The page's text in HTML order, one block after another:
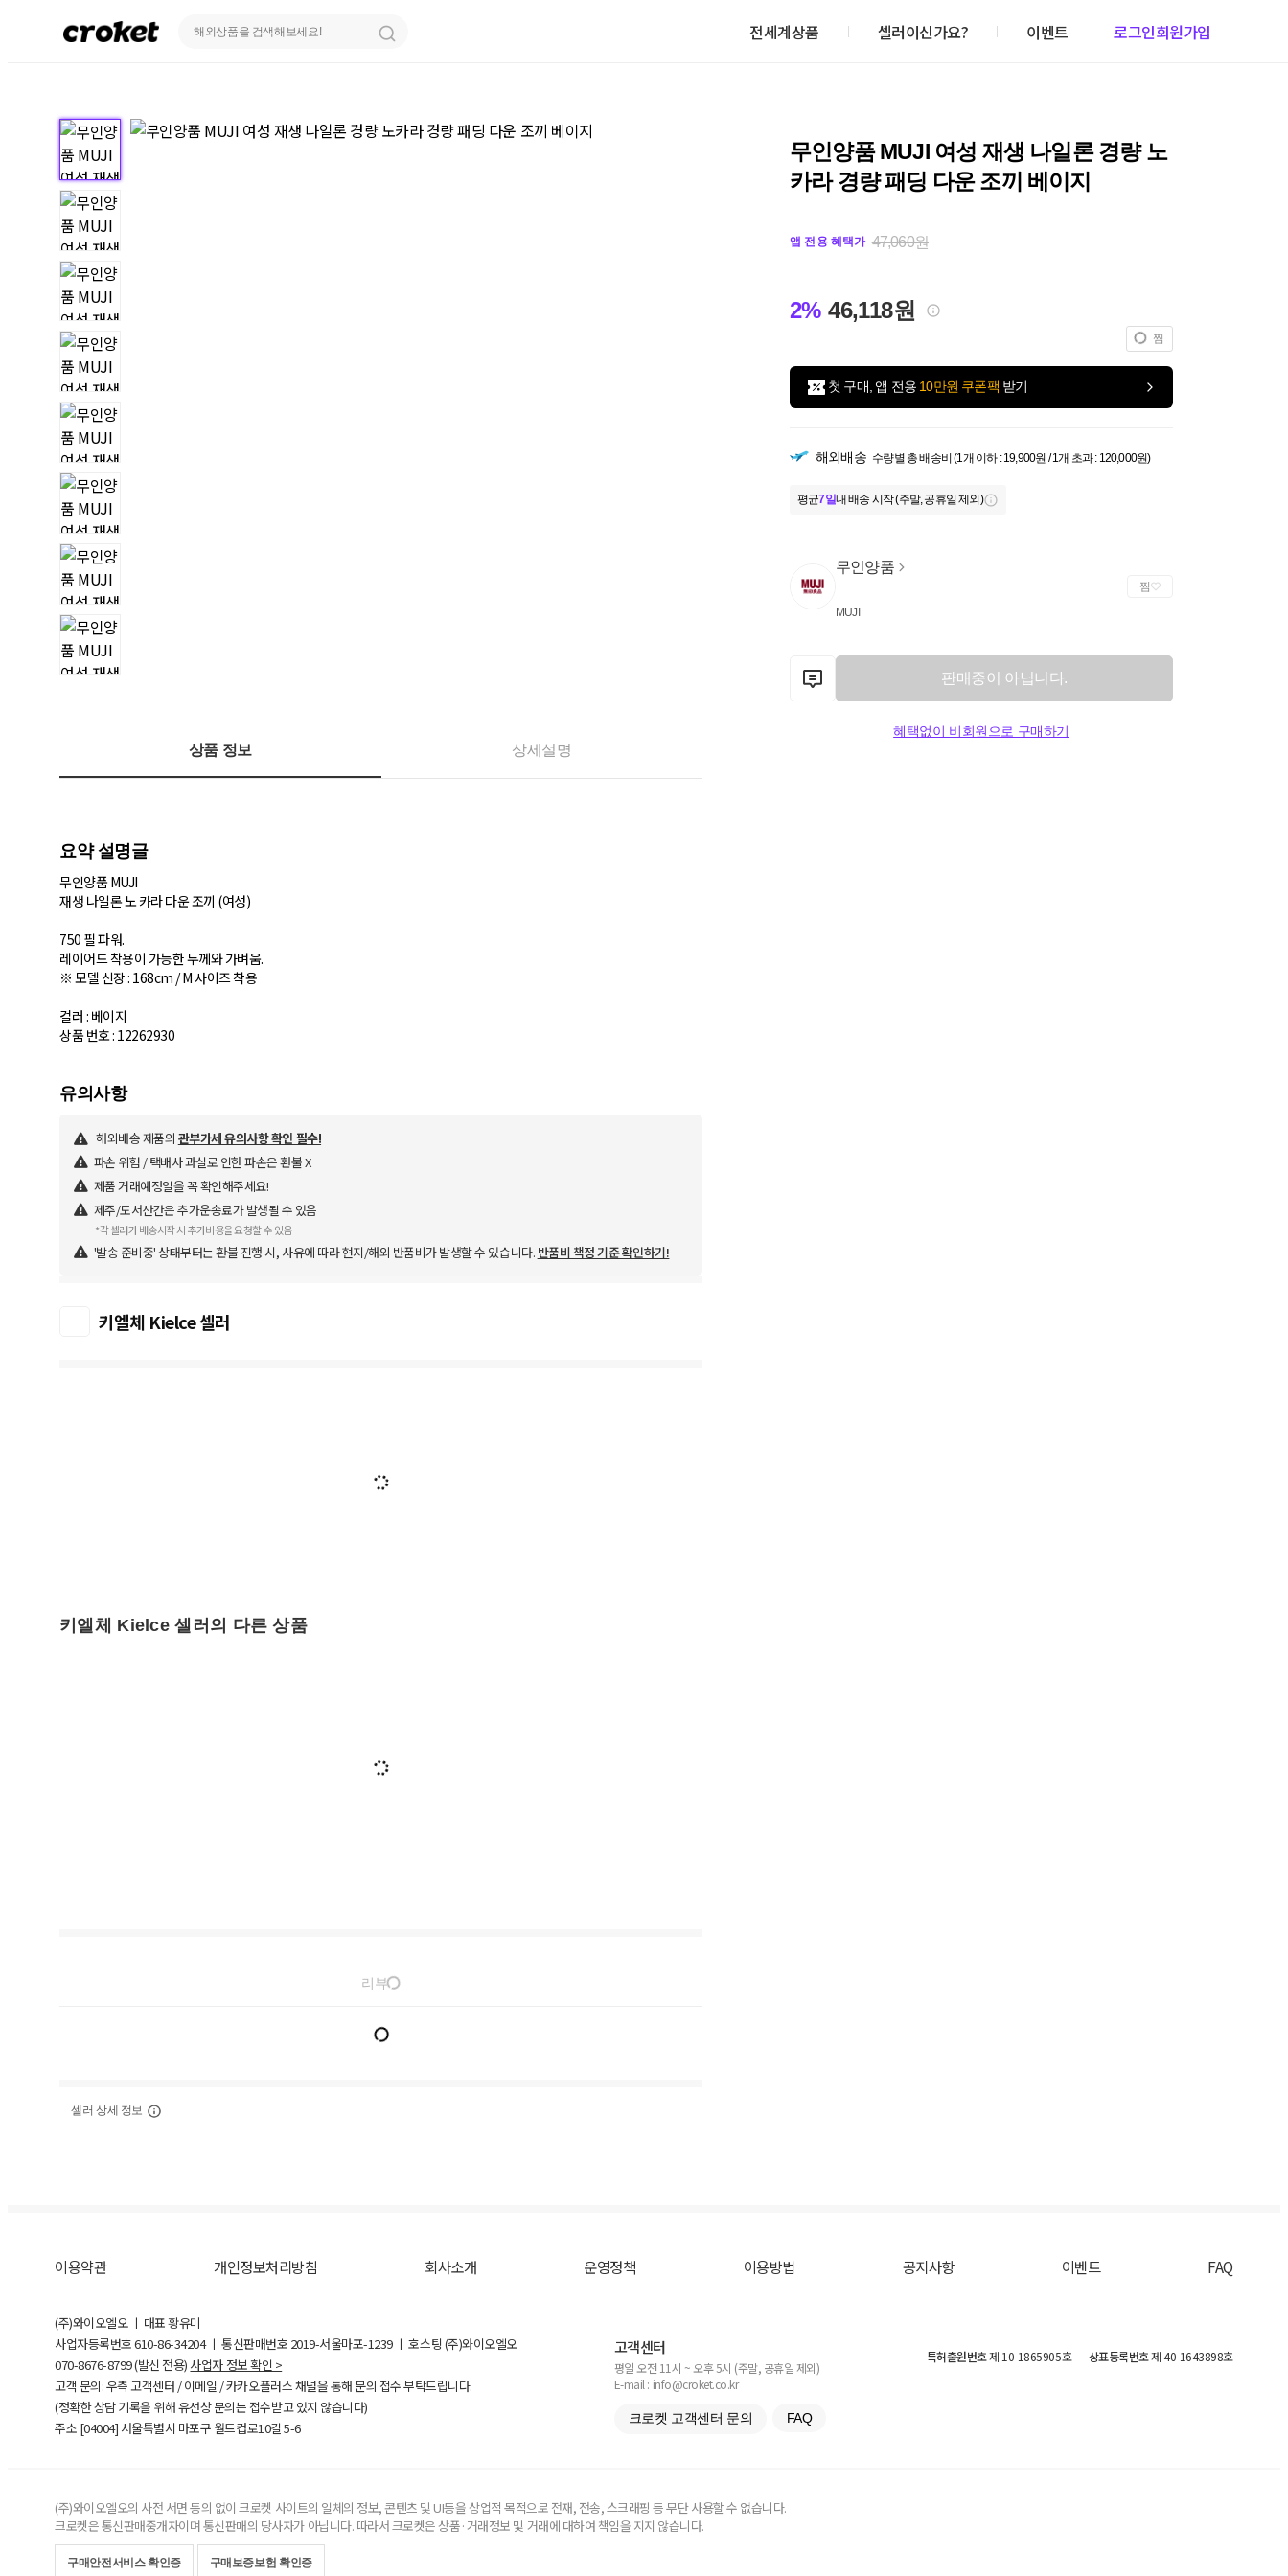
전세계상품 셀러이신가요? 이벤트 로그인회원가입
무인양품 MUJI 여성 재생 나일론 경량 노
카라 경량 패딩 다운 조끼 베이지
앱 전용 혜택가 47,060원
2% 46,118원
찜
첫 구매, 앱 전용 10만원 쿠폰팩 받기
해외배송 수량별 총 배송비 (1개 이하 : 19,900원 / 1개 초과 : 120,000원)
평균7일내 배송 시작 (주말, 공휴일 제외)
무인양품
MUJI
찜
판매중이 아닙니다.
혜택없이 비회원으로 구매하기
상품 정보 상세설명
요약 설명글
무인양품 MUJI
재생 나일론 노 카라 다운 조끼 (여성)
750 필 파워.
레이어드 착용이 가능한 두께와 가벼움.
※ 모델 신장 : 168cm / M 사이즈 착용
컬러 : 베이지
상품 번호 : 12262930
유의사항
해외배송 제품의 관부가세 유의사항 확인 필수!
파손 위험 / 택배사 과실로 인한 파손은 환불 X
제품 거래예정일을 꼭 확인해주세요!
제주/도서산간은 추가운송료가 발생될 수 있음
*각 셀러가 배송시작 시 추가비용을 요청할 수 있음
'발송 준비중' 상태부터는 환불 진행 시, 사유에 따라 현지/해외 반품비가 발생할 수 있습니다. 반품비 책정 기준 확인하기!
키엘체 Kielce 셀러
키엘체 Kielce 셀러의 다른 상품
리뷰
셀러 상세 정보
이용약관 개인정보처리방침 회사소개 운영정책 이용방법 공지사항 이벤트 FAQ
(주)와이오엘오 ㅣ 대표 황유미
사업자등록번호610-86-34204ㅣ 통신판매번호 2019-서울마포-1239 ㅣ 호스팅 (주)와이오엘오
070-8676-8799 (발신 전용) 사업자 정보 확인 >
고객 문의: 우측 고객센터 / 이메일 / 카카오플러스 채널을 통해 문의 접수 부탁드립니다.
(정확한 상담 기록을 위해 유선상 문의는 접수받고 있지 않습니다)
주소 [04004] 서울특별시 마포구 월드컵로10길5-6
고객센터
평일 오전 11시 ~ 오후 5시 (주말, 공휴일 제외)
E-mail : info@croket.co.kr
크로켓 고객센터 문의 FAQ
특허출원번호제 10-1865905호 상표등록번호제 40-1643898호
(주)와이오엘오의 사전 서면 동의 없이 크로켓 사이트의 일체의 정보, 콘텐츠 및 UI등을 상업적 목적으로 전재, 전송, 스크래핑 등 무단 사용할 수 없습니다.
크로켓은 통신판매중개자이며 통신판매의 당사자가 아닙니다. 따라서 크로켓은 상품·거래정보 및 거래에 대하여 책임을 지지 않습니다.
구매안전서비스 확인증 구매보증보험 확인증